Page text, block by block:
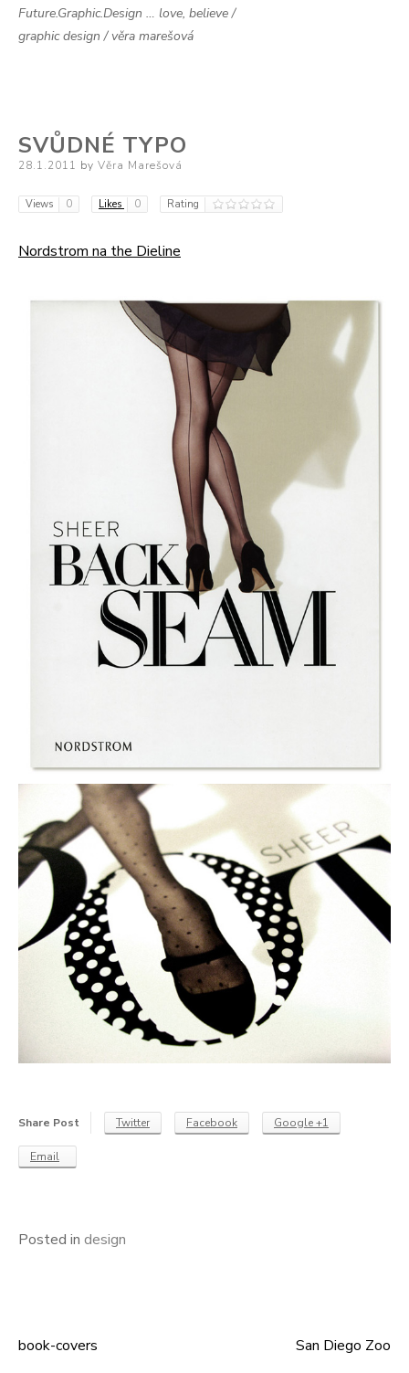
Future.Graphic.Design … love, believe /
graphic design / věra marešová
SVŮDNÉ TYPO
Posted
28.1.2011 by Věra Marešová
Views 0 Likes 0 Rating
Nordstrom na the Dieline
Share Post Twitter Facebook Google +1
Email
Posted in design
Navigace
book-covers San Diego Zoo